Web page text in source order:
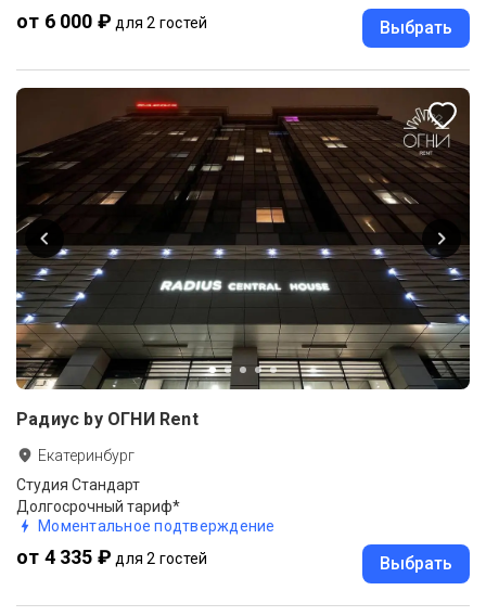
от 6 000 ₽ для 2 гостей Выбрать
Радиус by ОГНИ Rent
Екатеринбург
Студия Стандарт
Долгосрочный тариф*
Моментальное подтверждение
от 4 335 ₽ для 2 гостей Выбрать